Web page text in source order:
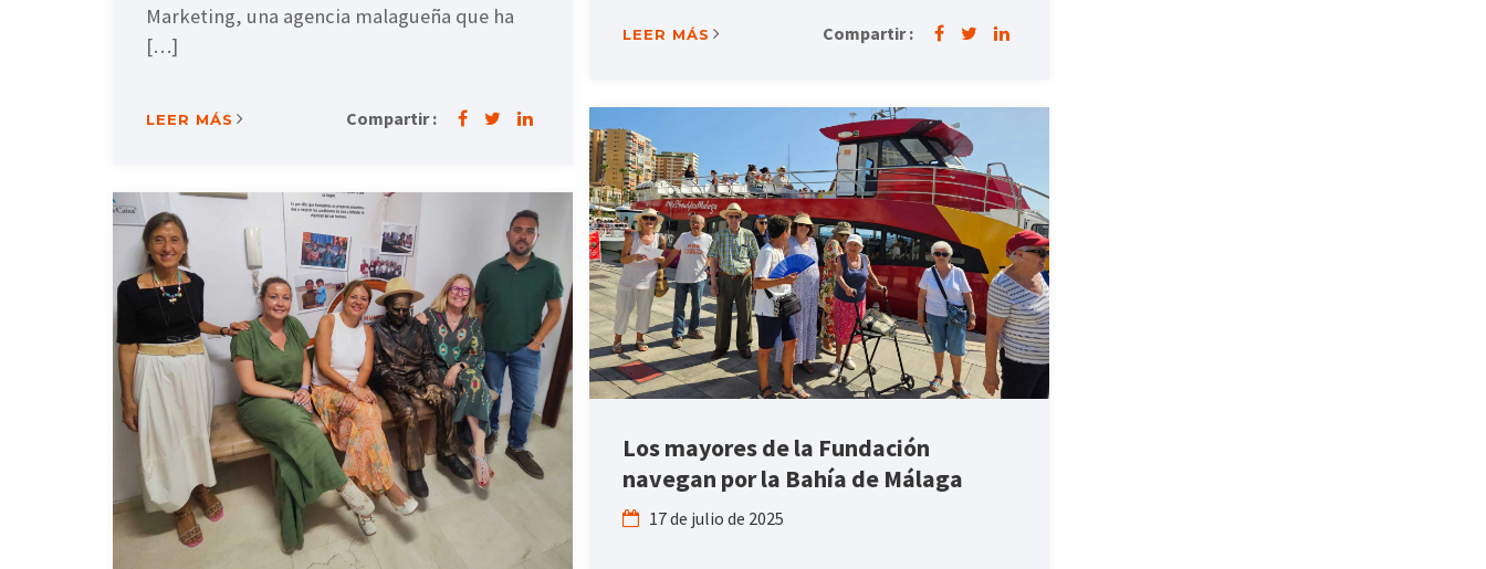
LEER MÁS Compartir :
Marketing, una agencia malagueña que ha
[…]
LEER MÁS Compartir :
Los mayores de la Fundación
navegan por la Bahía de Málaga
17 de julio de 2025